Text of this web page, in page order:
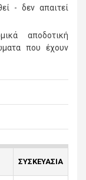
- δεν απαιτεί
αποδοτική
που έχουν
ΣΥΣΚΕΥΑΣΙΑ